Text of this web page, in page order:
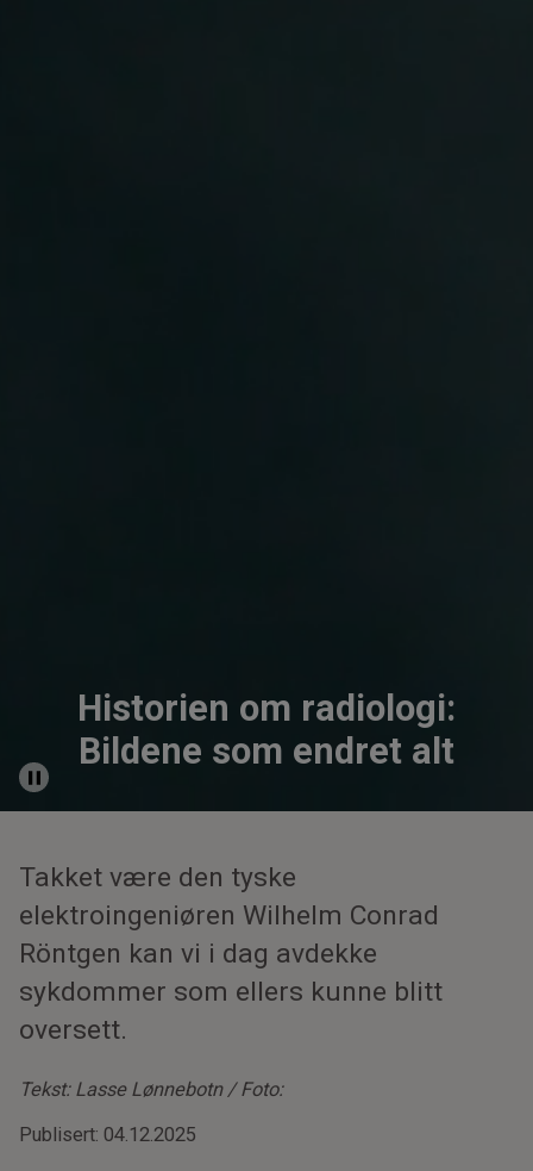
Historien om radiologi:
Bildene som endret alt
Takket være den tyske
elektroingeniøren Wilhelm Conrad
Röntgen kan vi i dag avdekke
sykdommer som ellers kunne blitt
oversett.
Tekst: Lasse Lønnebotn / Foto:
Publisert: 04.12.2025